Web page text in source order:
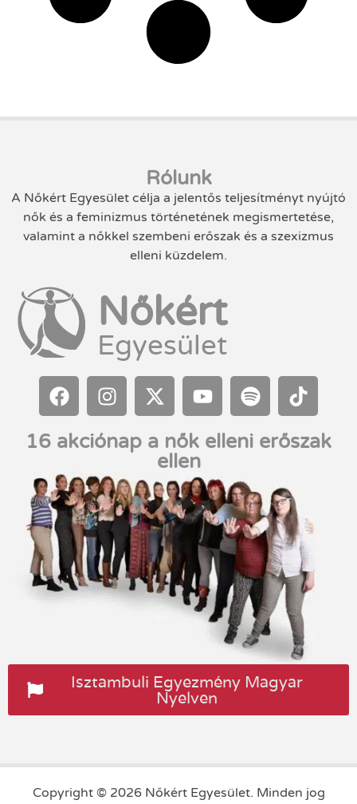
Rólunk
A Nőkért Egyesület célja a jelentős teljesítményt nyújtó
nők és a feminizmus történetének megismertetése,
valamint a nőkkel szembeni erőszak és a szexizmus
elleni küzdelem.
Nőkért
Egyesület
16 akciónap a nők elleni erőszak
ellen
Isztambuli Egyezmény Magyar
Nyelven
Copyright © 2026 Nőkért Egyesület. Minden jog